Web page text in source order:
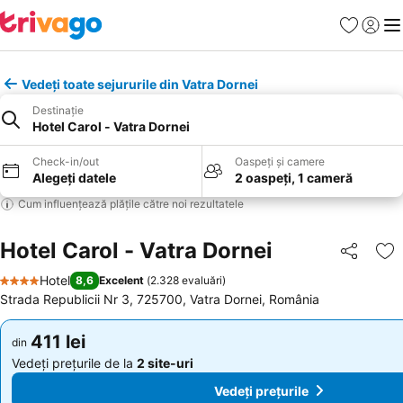
Favorite
Vedeți toate sejururile din Vatra Dornei
Destinație
Hotel Carol - Vatra Dornei
Check-in/out
Alegeți datele
Oaspeți și camere
2 oaspeți, 1 cameră
Cum influențează plățile către noi rezultatele
Hotel Carol - Vatra Dornei Distribuiți
4 Stele
Hotel 8,6 Excelent (2.328 evaluări)
Strada Republicii Nr 3, 725700, Vatra Dornei, România
din 411 lei
Vedeți prețurile de la 2 site-uri
Vedeți prețurile
din 411 lei
Vedeți prețurile de la 2 site-uri
Vedeți prețurile